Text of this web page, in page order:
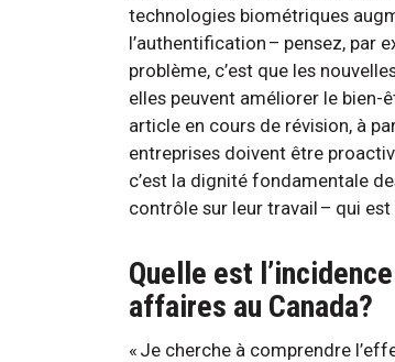
technologies biométriques
l’authentification – pensez, par
problème, c’est que les
elles peuvent améliorer le bien-
article en cours de révision, à
entreprises doivent être
c’est la dignité fondamentale
contrôle sur leur travail – qui est
Quelle est
affaires au Canada?
« Je cherche à comprendre